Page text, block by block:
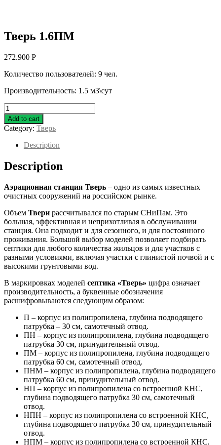
Тверь 1.6ПМ
272.900 Р
Количество пользователей: 9 чел.
Производительность: 1.5 м3\сут
Тверь
1.6ПМ
quantity
Add to cart
Category: Тверь
Description
Description
Аэрационная станция Тверь – одно из самых известных
очистных сооружений на российском рынке.
Объем Твери рассчитывался по старым СНиПам. Это
большая, эффективная и неприхотливая в обслуживании
станция. Она подходит и для сезонного, и для постоянного
проживания. Большой выбор моделей позволяет подбирать
септики для любого количества жильцов и для участков с
разными условиями, включая участки с глинистой почвой и с
высокими грунтовыми вод.
В маркировках моделей септика «Тверь» цифра означает
производительность, а буквенные обозначения
расшифровываются следующим образом:
П – корпус из полипропилена, глубина подводящего
патрубка – 30 см, самотечный отвод.
ПН – корпус из полипропилена, глубина подводящего
патрубка 30 см, принудительный отвод.
ПМ – корпус из полипропилена, глубина подводящего
патрубка 60 см, самотечный отвод.
ПНМ – корпус из полипропилена, глубина подводящего
патрубка 60 см, принудительный отвод.
НП – корпус из полипропилена со встроенной КНС,
глубина подводящего патрубка 30 см, самотечный
отвод.
НПН – корпус из полипропилена со встроенной КНС,
глубина подводящего патрубка 30 см, принудительный
отвод.
НПМ – корпус из полипропилена со встроенной КНС,